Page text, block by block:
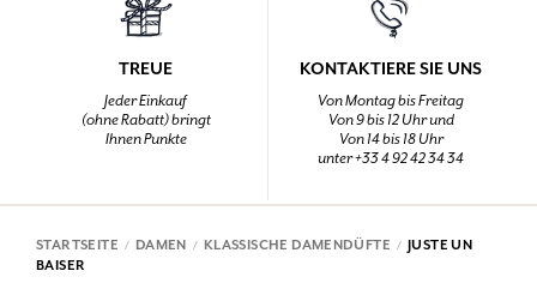
TREUE
Jeder Einkauf
(ohne Rabatt) bringt
Ihnen Punkte
KONTAKTIERE SIE UNS
Von Montag bis Freitag
Von 9 bis 12 Uhr und
Von 14 bis 18 Uhr
unter +33 4 92 42 34 34
STARTSEITE DAMEN KLASSISCHE DAMENDÜFTE
JUSTE UN
BAISER